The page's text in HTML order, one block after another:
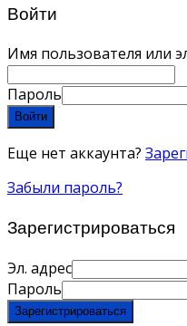
Войти
Имя пользователя или
Пароль
Войти
Еще нет аккаунта?
Забыли пароль?
Зарегистрироваться
Эл. адрес
Пароль
Зарегистрироваться